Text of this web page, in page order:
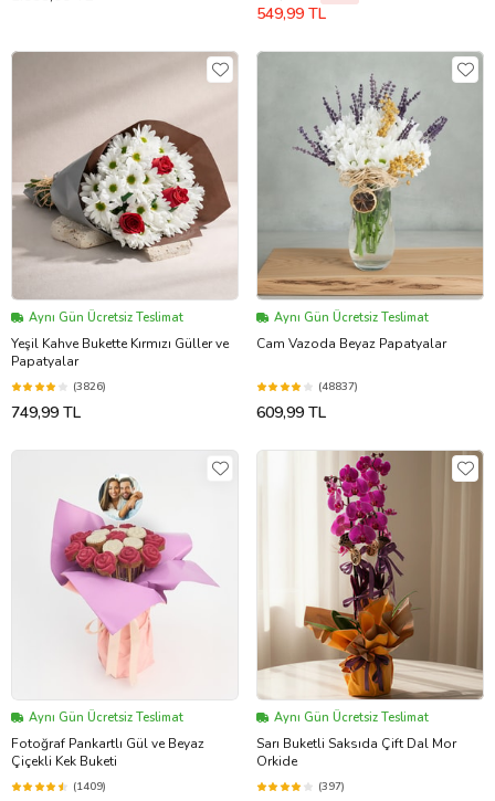
549,99 TL
Aynı Gün Ücretsiz Teslimat
Yeşil Kahve Bukette Kırmızı Güller ve
Papatyalar
(3826)
749,99 TL
Aynı Gün Ücretsiz Teslimat
Cam Vazoda Beyaz Papatyalar
(48837)
609,99 TL
Aynı Gün Ücretsiz Teslimat
Fotoğraf Pankartlı Gül ve Beyaz
Çiçekli Kek Buketi
(1409)
Aynı Gün Ücretsiz Teslimat
Sarı Buketli Saksıda Çift Dal Mor
Orkide
(397)